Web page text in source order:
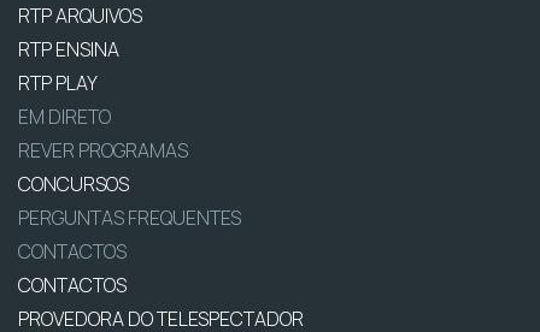
RTP ARQUIVOS
RTP ENSINA
RTP PLAY
EM DIRETO
REVER PROGRAMAS
CONCURSOS
PERGUNTAS FREQUENTES
CONTACTOS
CONTACTOS
PROVEDORA DO TELESPECTADOR